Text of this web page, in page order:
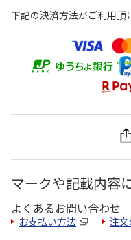
下記の決済方法がご利用頂
マークや記載内容
よくあるお問い合わせ
お支払い方法 注